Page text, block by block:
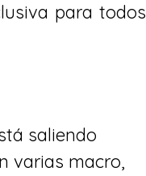
para todos
saliendo
varias macro,